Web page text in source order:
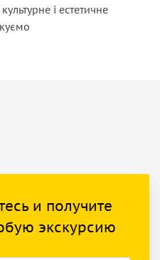
і естетичне
и получите
экскурсию